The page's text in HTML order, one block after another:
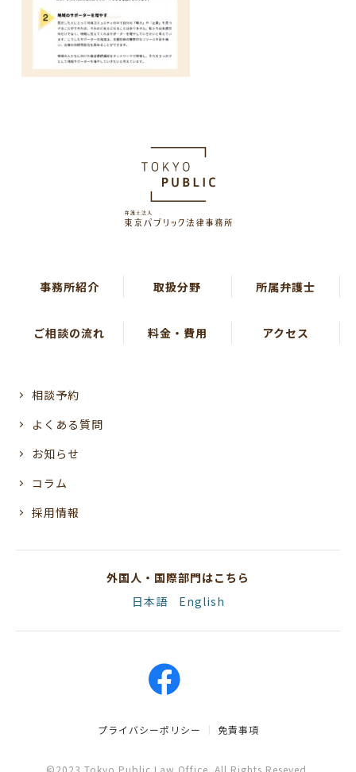
事務所紹介 取扱分野 所属弁護士
ご相談の流れ 料金・費用 アクセス
相談予約
よくある質問
お知らせ
コラム
採用情報
外国人・国際部門はこちら
日本語
English
プライバシーポリシー 免責事項